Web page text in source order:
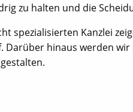
zu halten und die
spezialisierten Kanzlei
hinaus werden